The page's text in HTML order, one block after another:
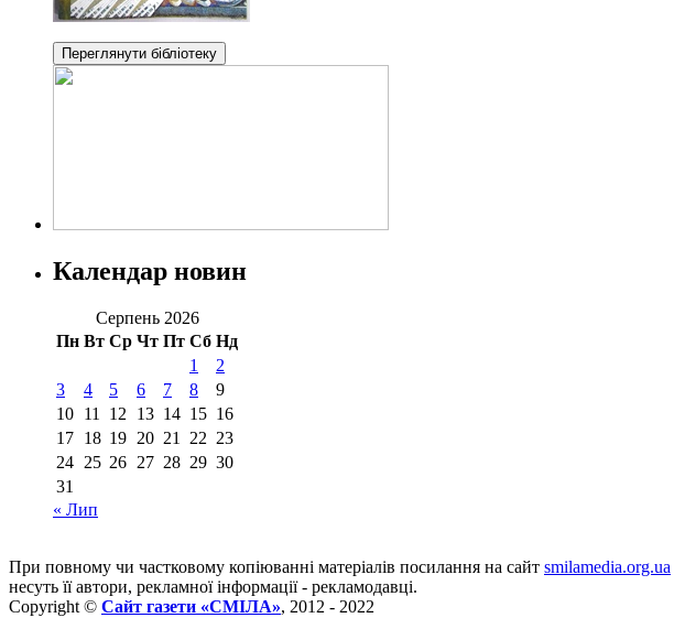
Календар новин
Серпень 2026
Пн Вт Ср Чт Пт Сб Нд
1
2
3
4 5 6 7 8
9
10 11 12 13 14 15 16
17 18 19 20 21 22 23
24 25 26 27 28 29 30
31
« Лип
При повному чи частковому копіюванні матеріалів посилання на сайт smilamedia.org.ua
несуть її автори, рекламної інформації - рекламодавці.
Copyright © Сайт газети «СМІЛА», 2012 - 2022